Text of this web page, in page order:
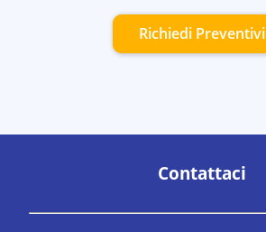
Richiedi Preventivi
Contattaci